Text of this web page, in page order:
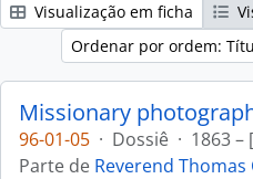
Visualização em ficha
Ordenar por ordem:
Missionary
96-01-05 · Dossiê · 1863 –
Parte de Reverend